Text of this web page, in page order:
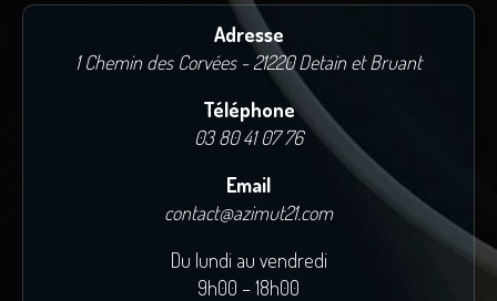
Adresse
1 Chemin des Corvées - 21220 Detain et Bruant
Téléphone
03 80 41 07 76
Email
contact@azimut21.com
Du lundi au vendredi
9h00 – 18h00